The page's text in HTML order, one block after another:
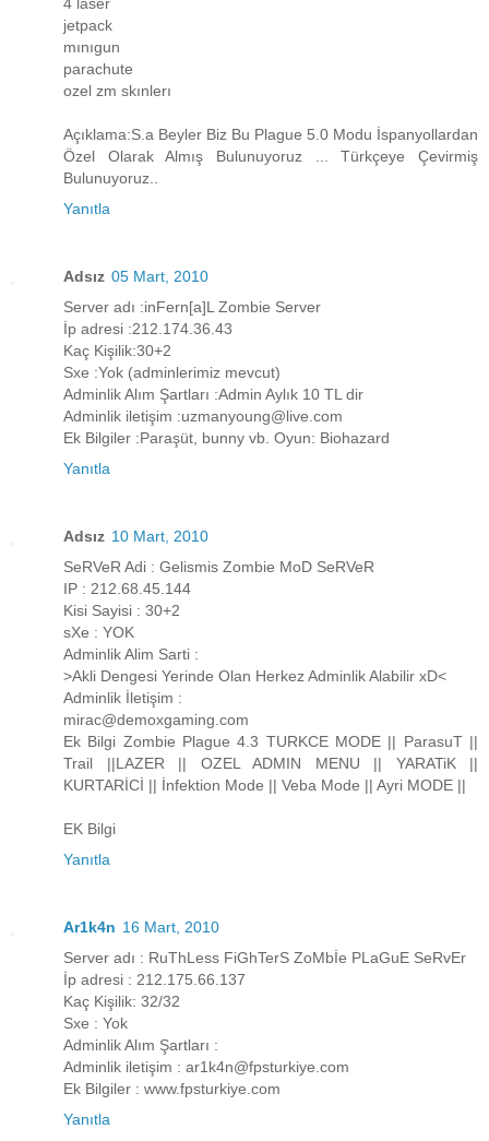
jetpack
mınıgun
parachute
ozel zm skınlerı
Açıklama:S.a Beyler Biz Bu Plague 5.0 Modu İspanyollardan
Özel Olarak Almış Bulunuyoruz ... Türkçeye Çevirmiş
Bulunuyoruz..
Yanıtla
Adsız 05 Mart, 2010
Server adı :inFern[a]L Zombie Server
İp adresi :212.174.36.43
Kaç Kişilik:30+2
Sxe :Yok (adminlerimiz mevcut)
Adminlik Alım Şartları :Admin Aylık 10 TL dir
Adminlik iletişim :uzmanyoung@live.com
Ek Bilgiler :Paraşüt, bunny vb. Oyun: Biohazard
Yanıtla
Adsız 10 Mart, 2010
SeRVeR Adi : Gelismis Zombie MoD SeRVeR
IP : 212.68.45.144
Kisi Sayisi : 30+2
sXe : YOK
Adminlik Alim Sarti :
>Akli Dengesi Yerinde Olan Herkez Adminlik Alabilir xD<
Adminlik İletişim :
mirac@demoxgaming.com
Ek Bilgi Zombie Plague 4.3 TURKCE MODE || ParasuT ||
Trail ||LAZER || OZEL ADMIN MENU || YARATiK ||
KURTARİCİ || İnfektion Mode || Veba Mode || Ayri MODE ||
EK Bilgi
Yanıtla
Ar1k4n 16 Mart, 2010
Server adı : RuThLess FiGhTerS ZoMbİe PLaGuE SeRvEr
İp adresi : 212.175.66.137
Kaç Kişilik: 32/32
Sxe : Yok
Adminlik Alım Şartları :
Adminlik iletişim : ar1k4n@fpsturkiye.com
Ek Bilgiler : www.fpsturkiye.com
Yanıtla